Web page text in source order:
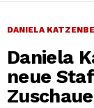
DANIELA
Daniela
neue